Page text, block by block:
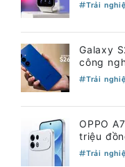
Trải
Galaxy
công
Trải
OPPO
triệu
Trải